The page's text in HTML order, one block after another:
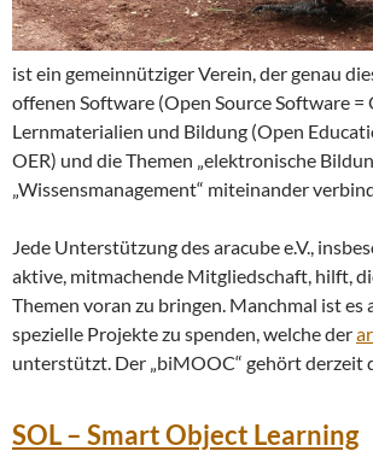
ist ein gemeinnütziger Verein, der genau
offenen Software (Open Source Software =
Lernmaterialien und Bildung (Open
OER) und die Themen „elektronische
„Wissensmanagement“ miteinander
Jede Unterstützung des aracube e.V.,
aktive, mitmachende Mitgliedschaft, hilft,
Themen voran zu bringen. Manchmal ist es
spezielle Projekte zu spenden, welche der
unterstützt. Der „biMOOC“ gehört derzeit
SOL – Smart Object Learning